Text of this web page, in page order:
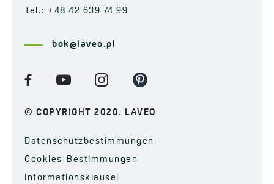
Tel.: +48 42 639 74 99
bok@laveo.pl
© COPYRIGHT 2020. LAVEO
Datenschutzbestimmungen
Cookies-Bestimmungen
Informationsklausel